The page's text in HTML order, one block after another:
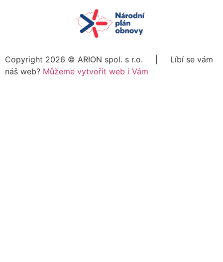
Copyright 2026 © ARION spol. s r.o. | Líbí se vám
náš web? Můžeme vytvořit web i Vám